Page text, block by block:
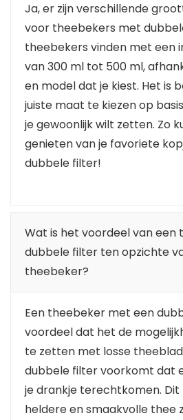
Ja, er zijn verschillende
voor theebekers met
theebekers vinden met een
van 300 ml tot 500 ml,
en model dat je kiest. Het is
juiste maat te kiezen op
je gewoonlijk wilt zetten. Zo
genieten van je favoriete
dubbele filter!
Wat is het voordeel van
dubbele filter ten opzichte
theebeker?
Een theebeker met een
voordeel dat het de
te zetten met losse
dubbele filter voorkomt dat
je drankje terechtkomen.
heldere en smaakvolle thee